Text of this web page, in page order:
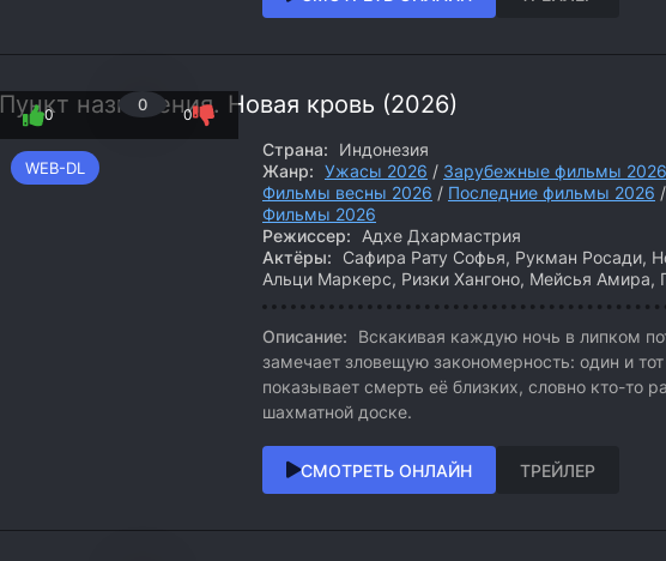
Пункт назначения. Новая кровь (2026)
WEB-DL
0
0 0
Страна:
Индонезия
Жанр: Ужасы 2026 / Зарубежные фильмы 2026
Фильмы весны 2026 / Последние фильмы 2026 /
Фильмы 2026
Режиссер:
Адхе Дхармастрия
Актёры:
Сафира Рату Софья, Рукман Росади,
Альци Маркерс, Ризки Хангоно, Мейсья Амира,
Описание:
Вскакивая каждую ночь в липком
замечает зловещую закономерность: один и
показывает смерть её близких, словно кто-то
шахматной доске.
СМОТРЕТЬ ОНЛАЙН ТРЕЙЛЕР